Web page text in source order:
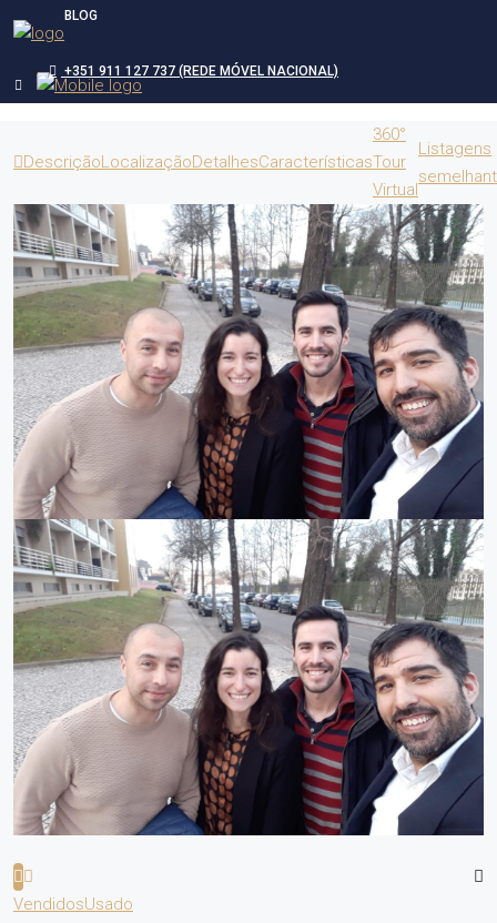
BLOG
+351 911 127 737 (REDE MÓVEL NACIONAL)
DescriçãoLocalizaçãoDetalhesCaracterísticas
360°
Tour
Virtual
Listagens
VendidosUsado